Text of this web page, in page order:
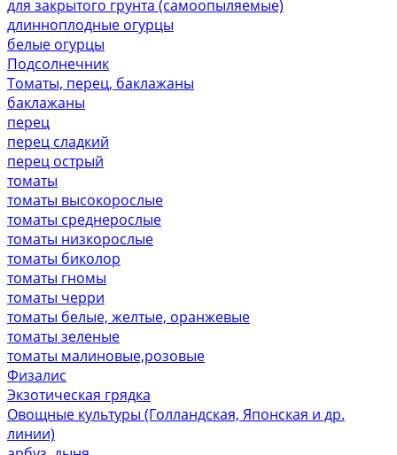
для закрытого грунта (самоопыляемые)
длинноплодные огурцы
белые огурцы
Подсолнечник
Томаты, перец, баклажаны
баклажаны
перец
перец сладкий
перец острый
томаты
томаты высокорослые
томаты среднерослые
томаты низкорослые
томаты биколор
томаты гномы
томаты черри
томаты белые, желтые, оранжевые
томаты зеленые
томаты малиновые,розовые
Физалис
Экзотическая грядка
Овощные культуры (Голландская, Японская и др.
линии)